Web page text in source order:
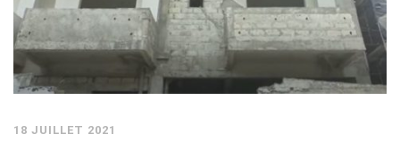
18 JUILLET 2021